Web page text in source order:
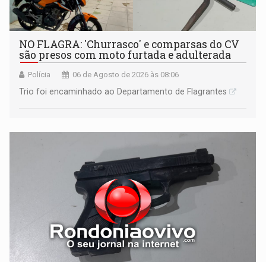
NO FLAGRA: 'Churrasco' e comparsas do CV
são presos com moto furtada e adulterada
Polícia 06 de Agosto de 2026 às 08:06
Trio foi encaminhado ao Departamento de Flagrantes